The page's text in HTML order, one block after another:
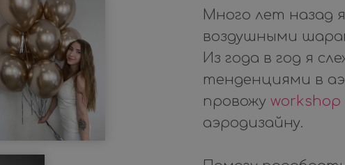
Много лет назад
воздушными
Из года в год я
тенденциями в
провожу workshop
аэродизайну.